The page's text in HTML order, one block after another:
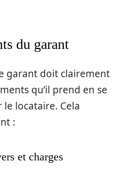
du garant
garant doit clairement
qu’il prend en se
locataire. Cela
:
et charges